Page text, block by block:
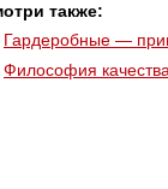
также:
Гардеробные —
Философия